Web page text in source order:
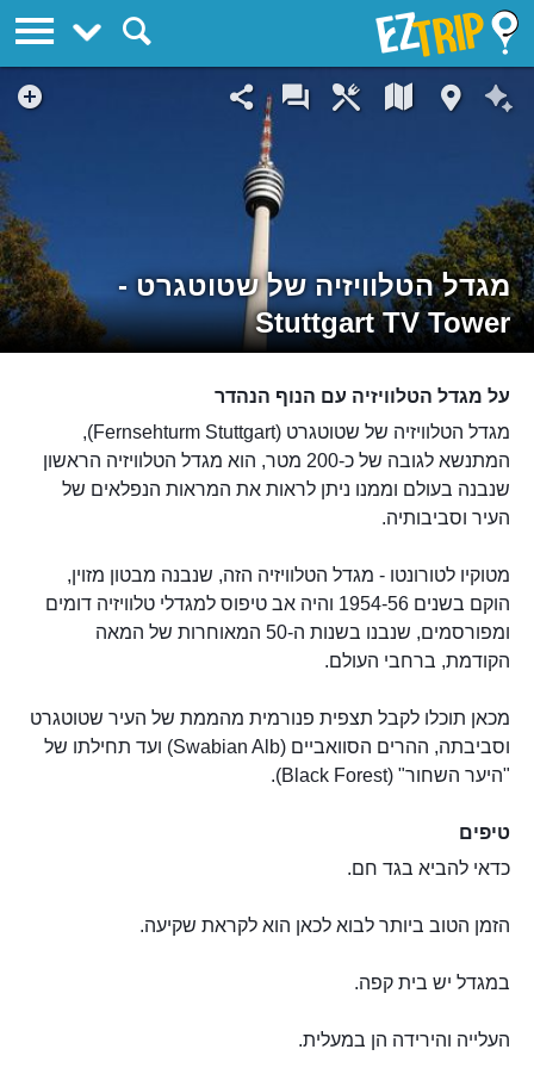
מגדל הטלוויזיה של שטוטגרט -
Stuttgart TV Tower
על מגדל הטלוויזיה עם הנוף הנהדר
מגדל הטלוויזיה של שטוטגרט (Fernsehturm Stuttgart),
המתנשא לגובה של כ-200 מטר, הוא מגדל הטלוויזיה הראשון
שנבנה בעולם וממנו ניתן לראות את המראות הנפלאים של
העיר וסביבותיה.
מטוקיו לטורונטו - מגדל הטלוויזיה הזה, שנבנה מבטון מזוין,
הוקם בשנים 1954-56 והיה אב טיפוס למגדלי טלוויזיה דומים
ומפורסמים, שנבנו בשנות ה-50 המאוחרות של המאה
הקודמת, ברחבי העולם.
מכאן תוכלו לקבל תצפית פנורמית מהממת של העיר שטוטגרט
וסביבתה, ההרים הסוואביים (Swabian Alb) ועד תחילתו של
"היער השחור" (Black Forest).
טיפים
כדאי להביא בגד חם.
הזמן הטוב ביותר לבוא לכאן הוא לקראת שקיעה.
במגדל יש בית קפה.
העלייה והירידה הן במעלית.
EZTrip